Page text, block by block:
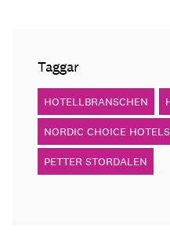
Taggar
HOTELLBRANSCHEN
NORDIC CHOICE HOTELS
PETTER STORDALEN